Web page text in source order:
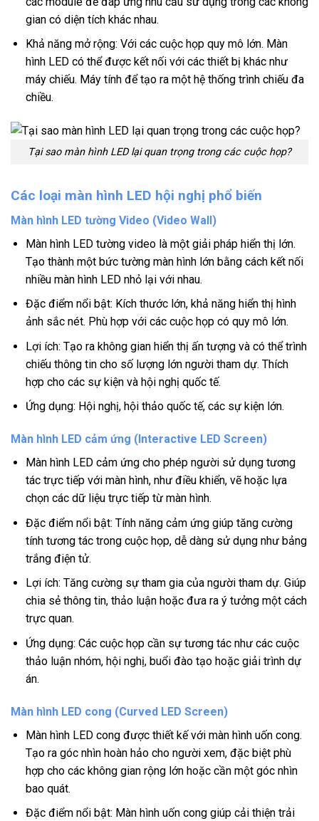
gian có diện tích khác nhau.
Khả năng mở rộng: Với các cuộc họp quy mô lớn. Màn
hình LED có thể được kết nối với các thiết bị khác như
máy chiếu. Máy tính để tạo ra một hệ thống trình chiếu đa
chiều.
Tại sao màn hình LED lại quan trọng trong các cuộc họp?
Các loại màn hình LED hội nghị phổ biến
Màn hình LED tường Video (Video Wall)
Màn hình LED tường video là một giải pháp hiển thị lớn.
Tạo thành một bức tường màn hình lớn bằng cách kết nối
nhiều màn hình LED nhỏ lại với nhau.
Đặc điểm nổi bật: Kích thước lớn, khả năng hiển thị hình
ảnh sắc nét. Phù hợp với các cuộc họp có quy mô lớn.
Lợi ích: Tạo ra không gian hiển thị ấn tượng và có thể trình
chiếu thông tin cho số lượng lớn người tham dự. Thích
hợp cho các sự kiện và hội nghị quốc tế.
Ứng dụng: Hội nghị, hội thảo quốc tế, các sự kiện lớn.
Màn hình LED cảm ứng (Interactive LED Screen)
Màn hình LED cảm ứng cho phép người sử dụng tương
tác trực tiếp với màn hình, như điều khiển, vẽ hoặc lựa
chọn các dữ liệu trực tiếp từ màn hình.
Đặc điểm nổi bật: Tính năng cảm ứng giúp tăng cường
tính tương tác trong cuộc họp, dễ dàng sử dụng như bảng
trắng điện tử.
Lợi ích: Tăng cường sự tham gia của người tham dự. Giúp
chia sẻ thông tin, thảo luận hoặc đưa ra ý tưởng một cách
trực quan.
Ứng dụng: Các cuộc họp cần sự tương tác như các cuộc
thảo luận nhóm, hội nghị, buổi đào tạo hoặc giải trình dự
án.
Màn hình LED cong (Curved LED Screen)
Màn hình LED cong được thiết kế với màn hình uốn cong.
Tạo ra góc nhìn hoàn hảo cho người xem, đặc biệt phù
hợp cho các không gian rộng lớn hoặc cần một góc nhìn
bao quát.
Đặc điểm nổi bật: Màn hình uốn cong giúp cải thiện trải